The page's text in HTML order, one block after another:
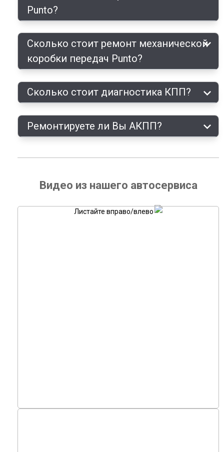
Punto?
Сколько стоит ремонт механической
коробки передач Punto?
Сколько стоит диагностика КПП?
Ремонтируете ли Вы АКПП?
Видео из нашего автосервиса
Листайте вправо/влево